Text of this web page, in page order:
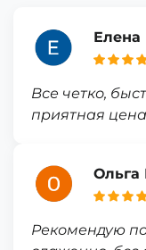
Елена
Все четко,
приятная
Ольга
Рекомендую